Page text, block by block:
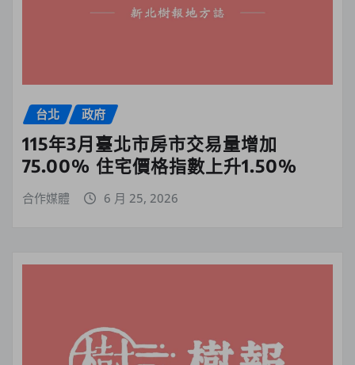
台北 政府
115年3月臺北市房市交易量增加
75.00% 住宅價格指數上升1.50%
合作媒體 6 月 25, 2026